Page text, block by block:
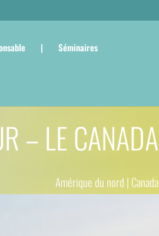
| Séminaires
– LE CANADA
Amérique du nord | Canada